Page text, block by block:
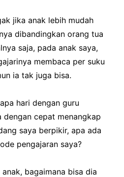
jika anak lebih mudah
dibandingkan orang tua
saja, pada anak saya,
membaca per suku
ia tak juga bisa.
hari dengan guru
dengan cepat menangkap
saya berpikir, apa ada
pengajaran saya?
bagaimana bisa dia